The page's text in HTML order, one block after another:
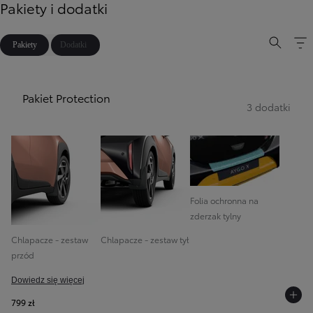
Pakiety i dodatki
Pakiety Dodatki
Pakiet Protection
3 dodatki
Chlapacze - zestaw
przód
Chlapacze - zestaw tył
Folia ochronna na
zderzak tylny
Dowiedz się więcej
799 zł